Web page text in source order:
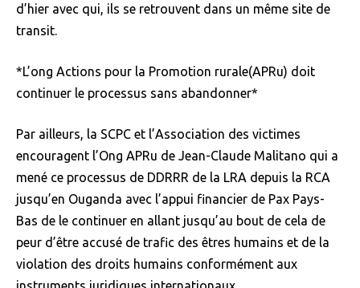
d’hier avec qui, ils se retrouvent dans un même site de
transit.
*L’ong Actions pour la Promotion rurale(APRu) doit
continuer le processus sans abandonner*
Par ailleurs, la SCPC et l’Association des victimes
encouragent l’Ong APRu de Jean-Claude Malitano qui a
mené ce processus de DDRRR de la LRA depuis la RCA
jusqu’en Ouganda avec l’appui financier de Pax Pays-
Bas de le continuer en allant jusqu’au bout de cela de
peur d’être accusé de trafic des êtres humains et de la
violation des droits humains conformément aux